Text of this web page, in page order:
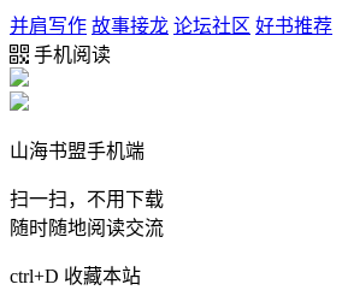
并肩写作 故事接龙 论坛社区 好书推荐
手机阅读
山海书盟手机端
扫一扫，不用下载
随时随地阅读交流
ctrl+D 收藏本站